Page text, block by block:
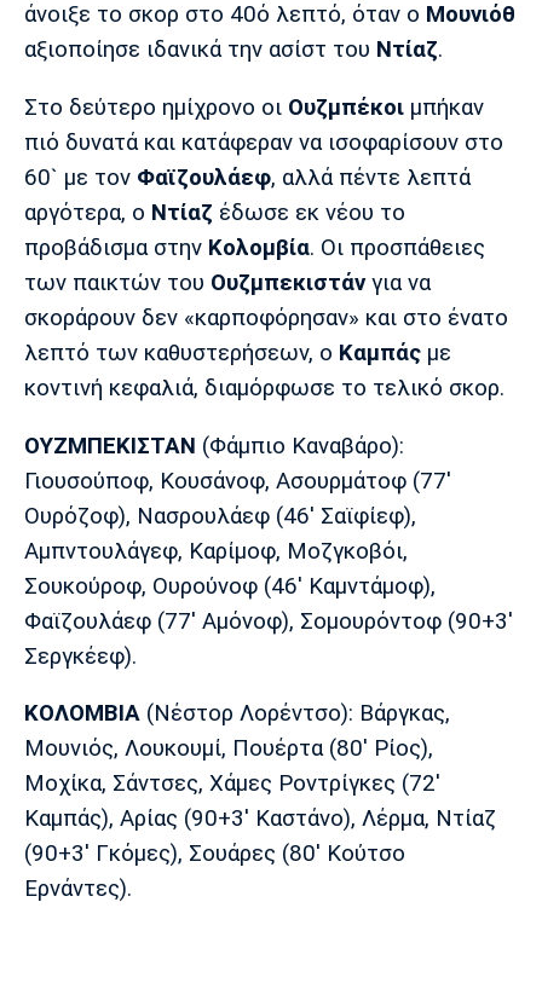
Ίντερ Μίλαν Μπάγερν
Μπορούσια
Ντόρτμουντ
Παρί Σεν
Ζερμέν
Μαρσέιγ
Ερυθρός
Αστέρας
Πόρτο Μπενφίκα
άνοιξε το σκορ στο 40ό λεπτό, όταν ο Μουνιόθ
αξιοποίησε ιδανικά την ασίστ του Ντίαζ.
Στο δεύτερο ημίχρονο οι Ουζμπέκοι μπήκαν
πιό δυνατά και κατάφεραν να ισοφαρίσουν στο
60` με τον Φαϊζουλάεφ, αλλά πέντε λεπτά
αργότερα, ο Ντίαζ έδωσε εκ νέου το
προβάδισμα στην Κολομβία. Οι προσπάθειες
των παικτών του Ουζμπεκιστάνγια να
σκοράρουν δεν «καρποφόρησαν» και στο ένατο
λεπτό των καθυστερήσεων, ο Καμπάς με
κοντινή κεφαλιά, διαμόρφωσε το τελικό σκορ.
ΟΥΖΜΠΕΚΙΣΤΑΝ (Φάμπιο Καναβάρο):
Γιουσούποφ, Κουσάνοφ, Ασουρμάτοφ (77′
Ουρόζοφ), Νασρουλάεφ (46′ Σαϊφίεφ),
Αμπντουλάγεφ, Καρίμοφ, Μοζγκοβόι,
Σουκούροφ, Ουρούνοφ (46′ Καμντάμοφ),
Φαϊζουλάεφ (77′ Αμόνοφ), Σομουρόντοφ (90+3′
Σεργκέεφ).
ΚΟΛΟΜΒΙΑ (Νέστορ Λορέντσο): Βάργκας,
Μουνιός, Λουκουμί, Πουέρτα (80′ Ρίος),
Μοχίκα, Σάντσες, Χάμες Ροντρίγκες (72′
Καμπάς), Αρίας (90+3′ Καστάνο), Λέρμα, Ντίαζ
(90+3′ Γκόμες), Σουάρες (80′ Κούτσο
Ερνάντες).